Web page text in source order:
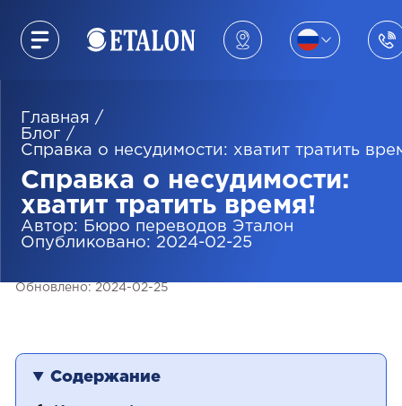
Главная /
Блог /
Справка о несудимости: хватит тратить
Справка о несудимости:
хватит тратить время!
Автор:
Бюро переводов Эталон
Опубликовано: 2024-02-25
Обновлено: 2024-02-25
Содержание